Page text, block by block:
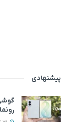
پیشنهادی